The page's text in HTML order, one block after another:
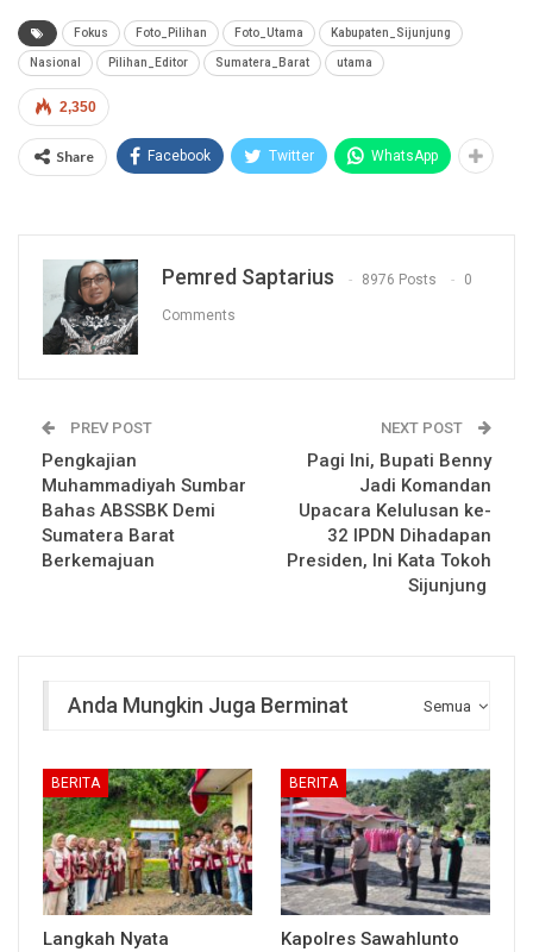
Fokus Foto_Pilihan Foto_Utama Kabupaten_Sijunjung
Nasional Pilihan_Editor Sumatera_Barat utama
2,350
Share Facebook Twitter WhatsApp
Pemred Saptarius 8976 Posts 0
Comments
PREV POST
Pengkajian
Muhammadiyah Sumbar
Bahas ABSSBK Demi
Sumatera Barat
Berkemajuan
NEXT POST
Pagi Ini, Bupati Benny
Jadi Komandan
Upacara Kelulusan ke-
32 IPDN Dihadapan
Presiden, Ini Kata Tokoh
Sijunjung
Semua
Anda Mungkin Juga Berminat
BERITA
Langkah Nyata
BERITA
Kapolres Sawahlunto